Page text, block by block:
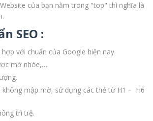
của bạn nằm trong "top" thì nghĩa là
SEO :
với chuẩn của Google hiện nay.
mờ nhòe,…
không mập mờ, sử dụng các thẻ từ H1 – H6
trì trệ.